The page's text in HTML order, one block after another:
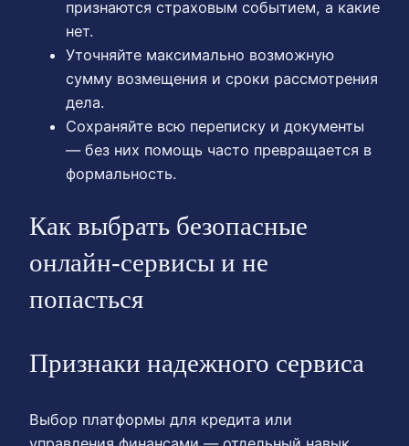
признаются страховым событием, а какие
нет.
Уточняйте максимально возможную
сумму возмещения и сроки рассмотрения
дела.
Сохраняйте всю переписку и документы
— без них помощь часто превращается в
формальность.
Как выбрать безопасные
онлайн‑сервисы и не
попасться
Признаки надежного сервиса
Выбор платформы для кредита или